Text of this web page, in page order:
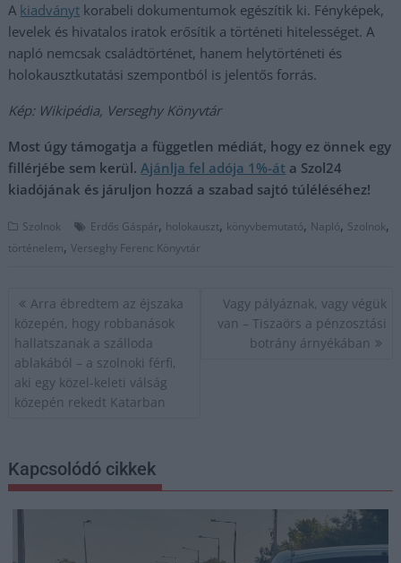
A kiadványt korabeli dokumentumok egészítik ki. Fényképek,
levelek és hivatalos iratok erősítik a történeti hitelességet. A
napló nemcsak családtörténet, hanem helytörténeti és
holokausztkutatási szempontból is jelentős forrás.
Kép: Wikipédia, Verseghy Könyvtár
Most úgy támogatja a független médiát, hogy ez önnek egy
fillérjébe sem kerül.Ajánlja fel adója 1%-át a Szol24
kiadójának és járuljon hozzá a szabad sajtó túléléséhez!
Szolnok Erdős Gáspár, holokauszt, könyvbemutató, Napló, Szolnok,
történelem,Verseghy Ferenc Könyvtár
Bejegyzés
navigáció
Arra ébredtem az éjszaka
közepén, hogy robbanások
hallatszanak a szálloda
ablakából – a szolnoki férfi,
aki egy közel-keleti válság
közepén rekedt Katarban
Vagy pályáznak, vagy végük
van – Tiszaörs a pénzosztási
botrány árnyékában
Kapcsolódó cikkek